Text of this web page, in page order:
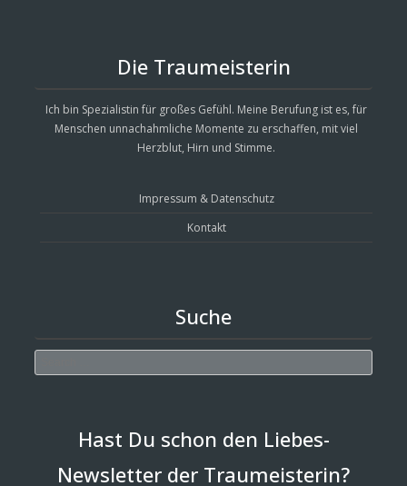
Die Traumeisterin
Ich bin Spezialistin für großes Gefühl. Meine Berufung ist es, für
Menschen unnachahmliche Momente zu erschaffen, mit viel
Herzblut, Hirn und Stimme.
Impressum & Datenschutz
Kontakt
Suche
Hast Du schon den Liebes-
Newsletter der Traumeisterin?